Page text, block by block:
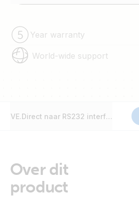
Year warranty
World-wide support
VE.Direct naar RS232 interface
Over dit
product